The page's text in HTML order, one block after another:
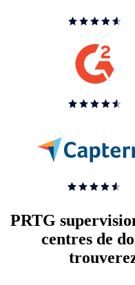
PRTG
centres de